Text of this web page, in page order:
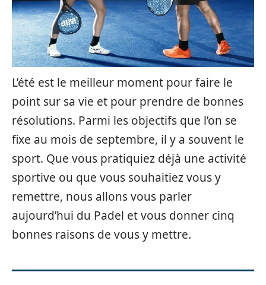
L’été est le meilleur moment pour faire le
point sur sa vie et pour prendre de bonnes
résolutions. Parmi les objectifs que l’on se
fixe au mois de septembre, il y a souvent le
sport. Que vous pratiquiez déjà une activité
sportive ou que vous souhaitiez vous y
remettre, nous allons vous parler
aujourd’hui du Padel et vous donner cinq
bonnes raisons de vous y mettre.